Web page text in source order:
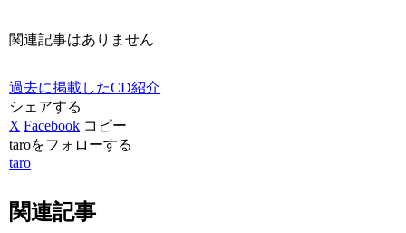
関連記事はありません
過去に掲載したCD紹介
シェアする
X Facebook コピー
taroをフォローする
taro
関連記事